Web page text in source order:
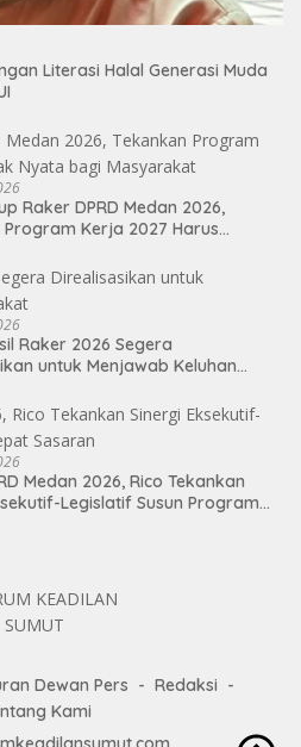
Literasi Halal Generasi Muda
Raker DPRD Medan 2026,
Program Kerja 2027 Harus
Raker 2026 Segera
untuk Menjawab Keluhan
Medan 2026, Rico Tekankan
Legislatif Susun Program
Dewan Pers
Redaksi
Kami